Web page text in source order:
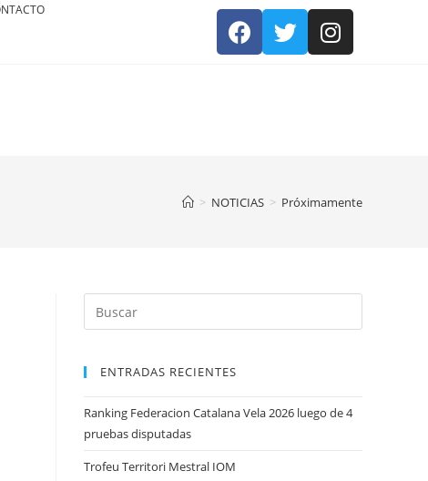
> NOTICIAS > Próximamente
ENTRADAS RECIENTES
Ranking Federacion Catalana Vela 2026 luego de 4
pruebas disputadas
Trofeu Territori Mestral IOM